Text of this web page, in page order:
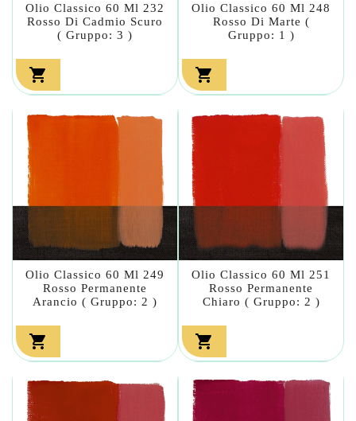
Olio Classico 60 Ml 232
Rosso Di Cadmio Scuro
( Gruppo: 3 )

Olio Classico 60 Ml 248
Rosso Di Marte (
Gruppo: 1 )

Olio Classico 60 Ml 249
Rosso Permanente
Arancio ( Gruppo: 2 )

Olio Classico 60 Ml 251
Rosso Permanente
Chiaro ( Gruppo: 2 )
